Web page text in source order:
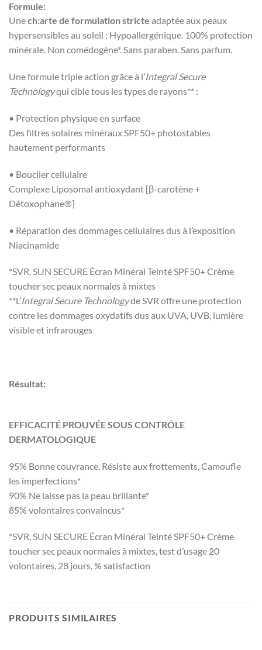
Formule:
Unech:arte de formulation stricte adaptée aux peaux
hypersensibles au soleil : Hypoallergénique. 100% protection
minérale. Non comédogène*. Sans paraben. Sans parfum.
Une formule triple action grâce à l’Integral Secure
Technologyqui cible tous les types de rayons** :
• Protection physique en surface
Des filtres solaires minéraux SPF50+ photostables
hautement performants
• Bouclier cellulaire
Complexe Liposomal antioxydant [β-carotène +
Détoxophane®]
• Réparation des dommages cellulaires dus à l’exposition
Niacinamide
*SVR, SUN SECURE Écran Minéral Teinté SPF50+ Crème
toucher sec peaux normales à mixtes
**L’Integral Secure Technologyde SVR offre une protection
contre les dommages oxydatifs dus aux UVA, UVB, lumière
visible et infrarouges
Résultat:
EFFICACITÉ PROUVÉE SOUS CONTRÔLE
DERMATOLOGIQUE
95% Bonne couvrance, Résiste aux frottements, Camoufle
les imperfections*
90% Ne laisse pas la peau brillante*
85% volontaires convaincus*
*SVR, SUN SECURE Écran Minéral Teinté SPF50+ Crème
toucher sec peaux normales à mixtes, test d’usage 20
volontaires, 28 jours, % satisfaction
PRODUITS SIMILAIRES